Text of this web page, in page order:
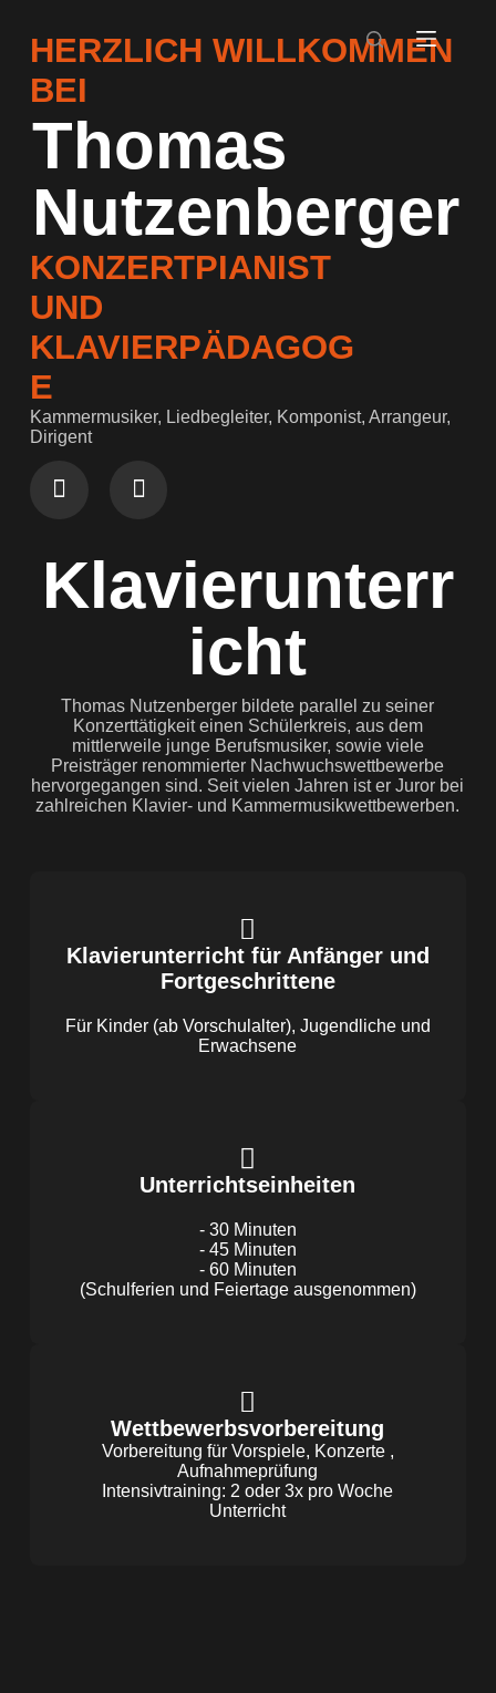
HERZLICH WILLKOMMEN
BEI
Thomas
Nutzenberger
KONZERTPIANIST
UND
KLAVIERPÄDAGOG
E
Kammermusiker, Liedbegleiter, Komponist, Arrangeur,
Dirigent
Klavierunterr
icht
Thomas Nutzenberger bildete parallel zu seiner
Konzerttätigkeit einen Schülerkreis, aus dem
mittlerweile junge Berufsmusiker, sowie viele
Preisträger renommierter Nachwuchswettbewerbe
hervorgegangen sind. Seit vielen Jahren ist er Juror bei
zahlreichen Klavier- und Kammermusikwettbewerben.
Klavierunterricht für Anfänger und
Fortgeschrittene
Für Kinder (ab Vorschulalter), Jugendliche und
Erwachsene
Unterrichtseinheiten
- 30 Minuten
- 45 Minuten
- 60 Minuten
(Schulferien und Feiertage ausgenommen)
Wettbewerbsvorbereitung
Vorbereitung für Vorspiele, Konzerte ,
Aufnahmeprüfung
Intensivtraining: 2 oder 3x pro Woche
Unterricht